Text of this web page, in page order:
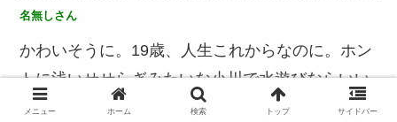
名無しさん
かわいそうに。19歳、人生これからなのに。ホン
トに浅いせせらぎみたいな小川で水遊びならいい
けど、溺れるような川は危ないね。
メニュー ホーム 検索 トップ サイドバー